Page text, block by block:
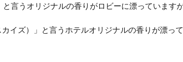
言うオリジナルの香りがロビーに漂っていますが
イズ）」と言うホテルオリジナルの香りが漂っ